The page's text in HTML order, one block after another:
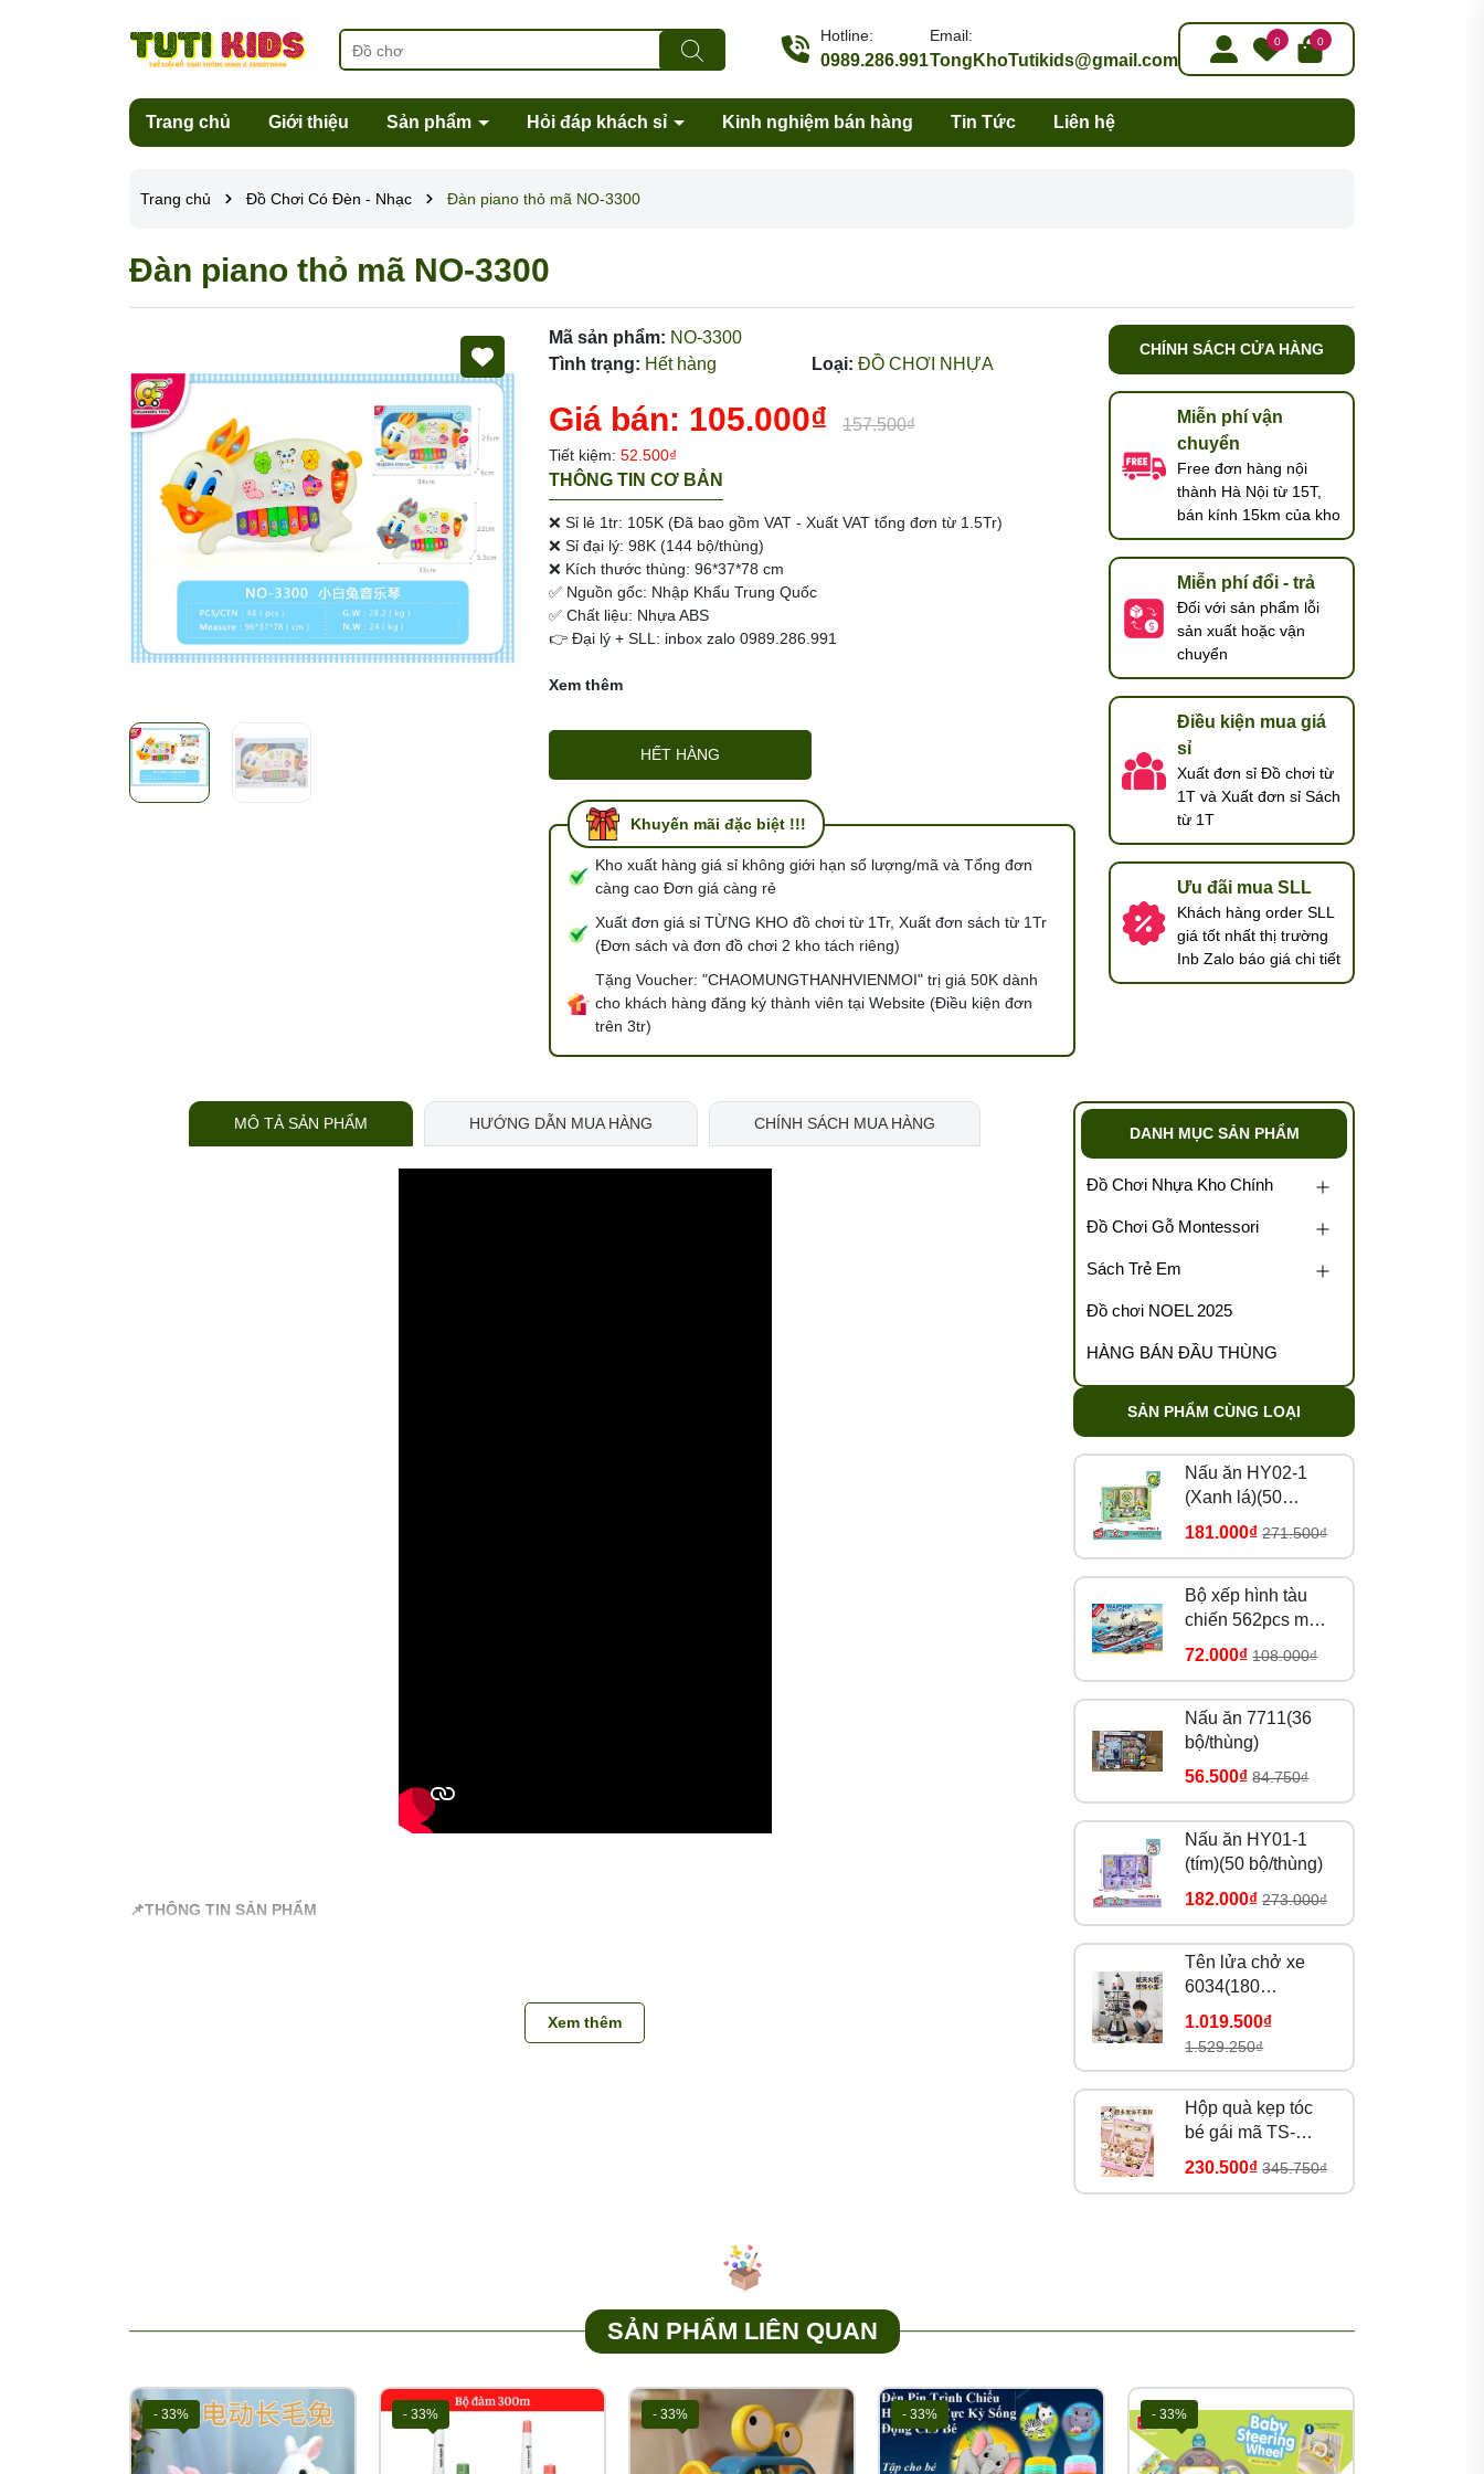
Hotline:
0989.286.991
Email:
TongKhoTutikids@gmail.com
0 0
Trang chủ Giới thiệu Sản phẩm Hỏi đáp khách sỉ Kinh nghiệm bán hàng Tin Tức Liên hệ
Trang chủ Đồ Chơi Có Đèn - Nhạc Đàn piano thỏ mã NO-3300
Đàn piano thỏ mã NO-3300
Mã sản phẩm: NO-3300
Tình trạng: Hết hàng Loại: ĐỒ CHƠI NHỰA
Giá bán: 105.000₫ 157.500₫
Tiết kiệm: 52.500₫
THÔNG TIN CƠ BẢN
❌ Sỉ lẻ 1tr: 105K (Đã bao gồm VAT - Xuất VAT tổng đơn từ 1.5Tr)
❌ Sỉ đại lý: 98K (144 bộ/thùng)
❌ Kích thước thùng: 96*37*78 cm
✅ Nguồn gốc: Nhập Khẩu Trung Quốc
✅ Chất liệu: Nhựa ABS
👉 Đại lý + SLL: inbox zalo 0989.286.991
Xem thêm
HẾT HÀNG
Khuyến mãi đặc biệt !!!
Kho xuất hàng giá sỉ không giới hạn số lượng/mã và Tổng đơn
càng cao Đơn giá càng rẻ
Xuất đơn giá sỉ TỪNG KHO đồ chơi từ 1Tr, Xuất đơn sách từ 1Tr
(Đơn sách và đơn đồ chơi 2 kho tách riêng)
Tặng Voucher: "CHAOMUNGTHANHVIENMOI" trị giá 50K dành
cho khách hàng đăng ký thành viên tại Website (Điều kiện đơn
trên 3tr)
Mã giảm giá:
Ngày hết hạn:
Điều kiện:
CHÍNH SÁCH CỬA HÀNG
Miễn phí vận
chuyển
Free đơn hàng nội
thành Hà Nội từ 15T,
bán kính 15km của kho
Miễn phí đổi - trả
Đối với sản phẩm lỗi
sản xuất hoặc vận
chuyển
Điều kiện mua giá
sỉ
Xuất đơn sỉ Đồ chơi từ
1T và Xuất đơn sỉ Sách
từ 1T
Ưu đãi mua SLL
Khách hàng order SLL
giá tốt nhất thị trường
Inb Zalo báo giá chi tiết
MÔ TẢ SẢN PHẨM HƯỚNG DẪN MUA HÀNG CHÍNH SÁCH MUA HÀNG
📌THÔNG TIN SẢN PHẨM
🔹 Đàn piano đồ chơi cho bé hình chú thỏ với các phím đàn nhiều màu sắc và âm thanh sống động sẽ giúp bé học hỏi thêm về
🔹 Đàn có tiếng các con vật đáng yêu mô phỏng từng con giúp bé học tập trong khi chơi
🔹 Kích thước nhỏ gọn, cho bé dễ dàng mang theo sử dụng mọi lúc mọi nơi.
Chất liệu: Nhựa ABS
Xem thêm
DANH MỤC SẢN PHẨM
Đồ Chơi Nhựa Kho Chính
Đồ Chơi Gỗ Montessori
Sách Trẻ Em
Đồ chơi NOEL 2025
HÀNG BÁN ĐẦU THÙNG
SẢN PHẨM CÙNG LOẠI
Nấu ăn HY02-1
(Xanh lá)(50
bộ/thùng)
181.000₫ 271.500₫
Bộ xếp hình tàu
chiến 562pcs mã
8979
72.000₫ 108.000₫
Nấu ăn 7711(36
bộ/thùng)
56.500₫ 84.750₫
Nấu ăn HY01-1
(tím)(50 bộ/thùng)
182.000₫ 273.000₫
Tên lửa chở xe
6034(180
bộ/thùng)
1.019.500₫
1.529.250₫
Hộp quà kẹp tóc
bé gái mã TS-
39A(25 bộ/thùng)
230.500₫ 345.750₫
SẢN PHẨM LIÊN QUAN
- 33% - 33% - 33% - 33% - 33%